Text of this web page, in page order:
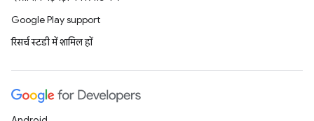
Google Play support
रिसर्च स्टडी में शामिल हों